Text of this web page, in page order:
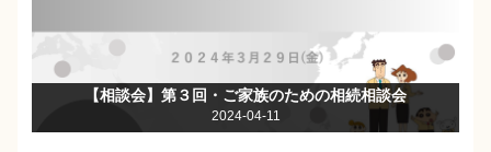
【相談会】第３回・ご家族のための相続相談会
2024-04-11